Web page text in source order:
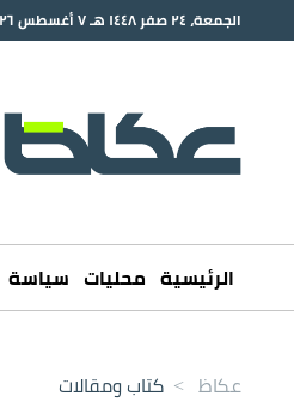
الجمعة، ٢٤ صفر ١٤٤٨ هـ ٧ أغسطس ٢٠٢٦ م
الرئيسية محليات سياسة
عكاظ > كتاب ومقالات